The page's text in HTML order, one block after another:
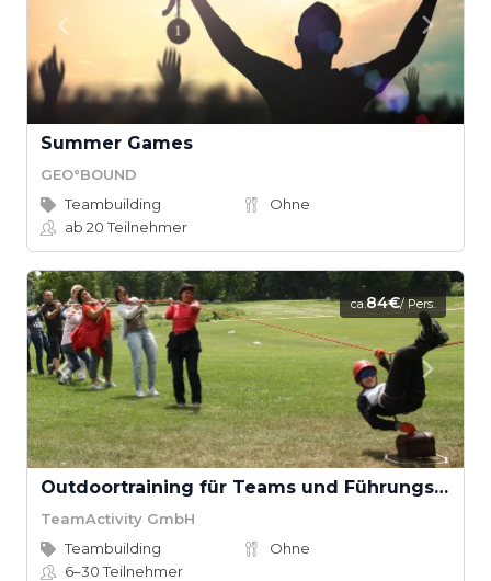
Summer Games
GEO°BOUND
Teambuilding
Ohne
ab 20Teilnehmer
ca.84€/ Pers.
Outdoortraining für Teams und Führungskräfte
TeamActivity GmbH
Teambuilding
Ohne
6–30Teilnehmer